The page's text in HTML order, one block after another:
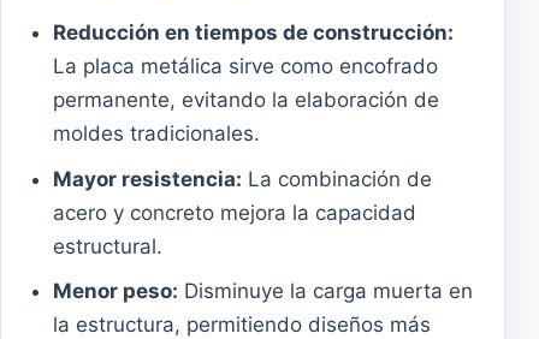
Reducción en tiempos de construcción:
La placa metálica sirve como encofrado
permanente, evitando la elaboración de
moldes tradicionales.
Mayor resistencia: La combinación de
acero y concreto mejora la capacidad
estructural.
Menor peso: Disminuye la carga muerta en
la estructura, permitiendo diseños más